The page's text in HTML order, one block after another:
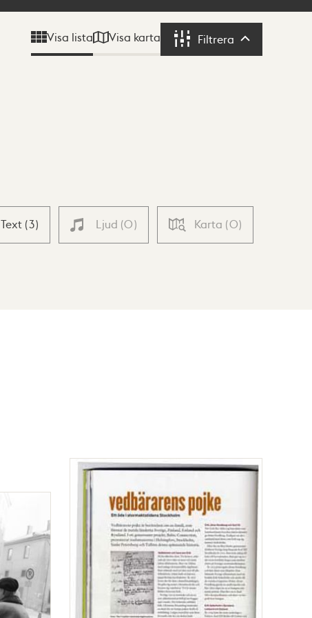
Visa lista Visa karta Filtrera Filtrera
Text (3) Ljud (0) Karta (0)